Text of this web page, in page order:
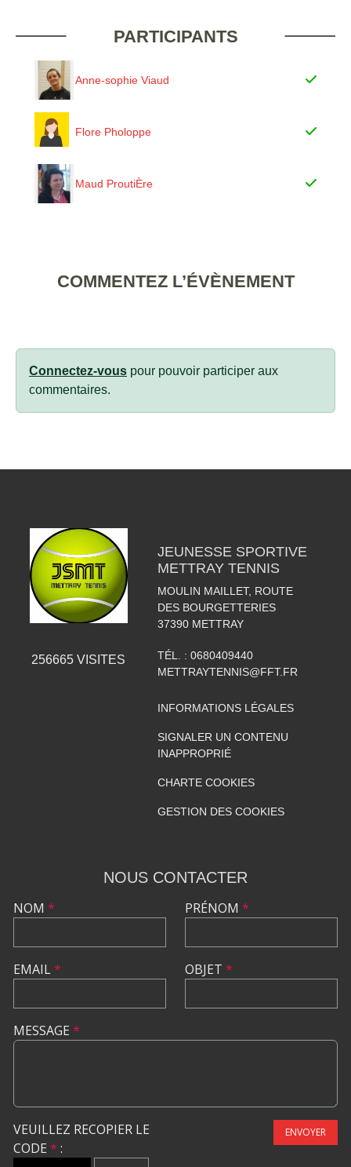
PARTICIPANTS
Anne-sophie Viaud
Flore Pholoppe
Maud ProutiÈre
COMMENTEZ L’ÉVÈNEMENT
Connectez-vous pour pouvoir participer aux
commentaires.
256665 VISITES
JEUNESSE SPORTIVE
METTRAY TENNIS
MOULIN MAILLET, ROUTE
DES BOURGETTERIES
37390 METTRAY
TÉL. : 0680409440
METTRAYTENNIS@FFT.FR
INFORMATIONS LÉGALES
SIGNALER UN CONTENU
INAPPROPRIÉ
CHARTE COOKIES
GESTION DES COOKIES
NOUS CONTACTER
NOM *
EMAIL*
PRÉNOM *
OBJET *
MESSAGE *
VEUILLEZ RECOPIER LE
CODE * :
ENVOYER